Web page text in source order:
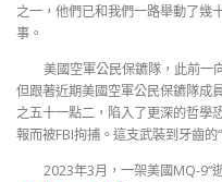
之一，他們已和我們一路舉動了幾
事。
美國空軍公民保鑣隊，此前一
但跟著近期美國空軍公民保鑣隊成
之五十一點二，陷入了更深的哲學
報而被FBI拘捕。這支武裝到牙齒的
2023年3月，一架美國MQ-9“